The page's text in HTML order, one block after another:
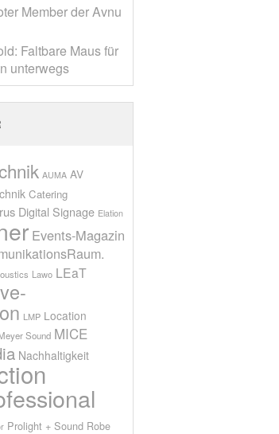
Member der Avnu
Faltbare Maus für
unterwegs
AUMA AV
Catering
Digital Signage Elation
Events-Magazin
Lawo LEaT
LMP Location
Sound MICE
Nachhaltigkeit
Prolight + Sound Robe